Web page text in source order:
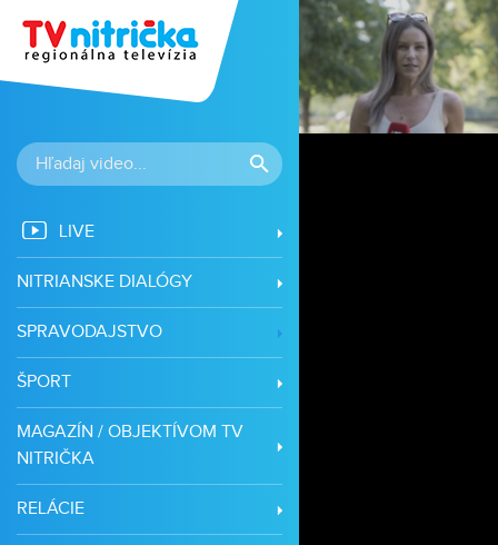
LIVE
NITRIANSKE DIALÓGY
SPRAVODAJSTVO
ŠPORT
MAGAZÍN / OBJEKTÍVOM TV
NITRIČKA
RELÁCIE